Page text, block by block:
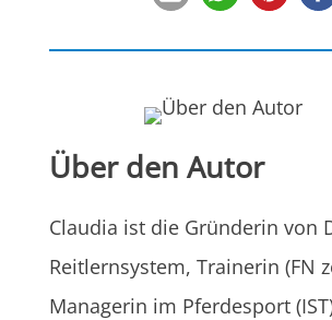
Über den Autor
Claudia ist die Gründerin von
Reitlernsystem, Trainerin (FN
Managerin im Pferdesport